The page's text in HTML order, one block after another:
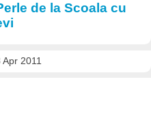
de la Scoala cu
Apr 2011